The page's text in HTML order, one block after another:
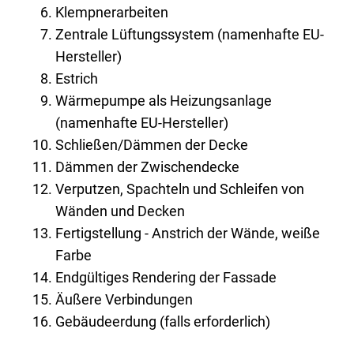
Klempnerarbeiten
Zentrale Lüftungssystem (namenhafte EU-
Hersteller)
Estrich
Wärmepumpe als Heizungsanlage
(namenhafte EU-Hersteller)
Schließen/Dämmen der Decke
Dämmen der Zwischendecke
Verputzen, Spachteln und Schleifen von
Wänden und Decken
Fertigstellung - Anstrich der Wände, weiße
Farbe
Endgültiges Rendering der Fassade
Äußere Verbindungen
Gebäudeerdung (falls erforderlich)